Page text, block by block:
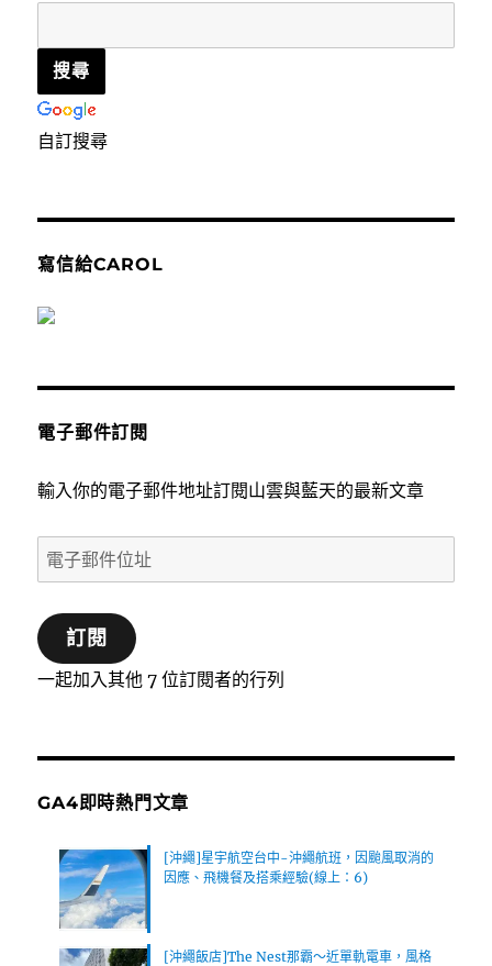
自訂搜尋
寫信給CAROL
電子郵件訂閱
輸入你的電子郵件地址訂閱山雲與藍天的最新文章
電
子
郵
件
位
訂閱
一起加入其他 7 位訂閱者的行列
GA4即時熱門文章
[沖繩]星宇航空台中-沖繩航班，因颱風取消的
因應、飛機餐及搭乘經驗(線上：6)
[沖繩飯店]The Nest那霸～近單軌電車，風格